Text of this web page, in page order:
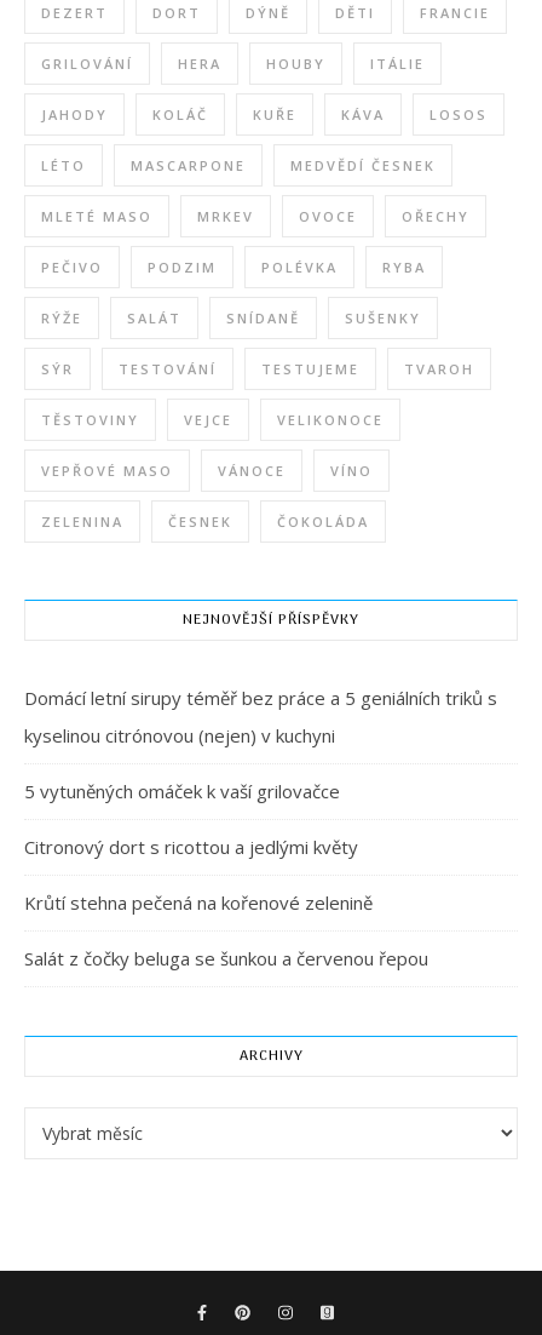
DEZERT DORT DÝNĚ DĚTI FRANCIE
GRILOVÁNÍ HERA HOUBY ITÁLIE
JAHODY KOLÁČ KUŘE KÁVA LOSOS
LÉTO MASCARPONE MEDVĚDÍ ČESNEK
MLETÉ MASO MRKEV OVOCE OŘECHY
PEČIVO PODZIM POLÉVKA RYBA
RÝŽE SALÁT SNÍDANĚ SUŠENKY
SÝR TESTOVÁNÍ TESTUJEME TVAROH
TĚSTOVINY VEJCE VELIKONOCE
VEPŘOVÉ MASO VÁNOCE VÍNO
ZELENINA ČESNEK ČOKOLÁDA
NEJNOVĚJŠÍ PŘÍSPĚVKY
Domácí letní sirupy téměř bez práce a 5 geniálních triků s
kyselinou citrónovou (nejen) v kuchyni
5 vytuněných omáček k vaší grilovačce
Citronový dort s ricottou a jedlými květy
Krůtí stehna pečená na kořenové zelenině
Salát z čočky beluga se šunkou a červenou řepou
ARCHIVY